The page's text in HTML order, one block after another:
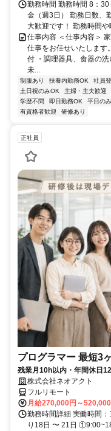
勤務時間 勤務時間 8：
金（週3日） 勤務日数、
大歓迎です！ 勤務時間や
仕事内容 ＜仕事内容＞
仕事をお任せいたします
付 ・調理器具、食器の
未...
制服あり 扶養内勤務OK 社員
土日祝のみOK
主婦・主夫歓迎
学歴不問
即日勤務OK 平日の
有資格者歓迎
研修あり
正社員
プログラマー 最短3
残業月10h以内・年間休日
株式会社ネオアクト
フルリモート
月給270,000円～
勤務時間詳細 実働時間
り18日 〜 21日